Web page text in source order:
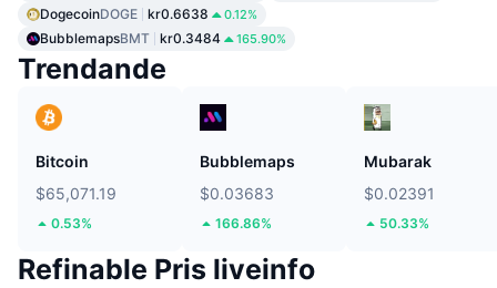
DogecoinDOGE kr0.6638 0.12%
BubblemapsBMT kr0.3484 165.90%
Trendande
Bitcoin
$65,071.19
0.53%
Bubblemaps
$0.03683
166.86%
Mubarak
$0.02391
50.33%
Refinable Pris liveinfo